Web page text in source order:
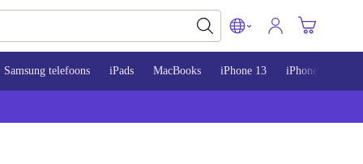
Samsung telefoons iPads MacBooks iPhone 13 iPhone 14